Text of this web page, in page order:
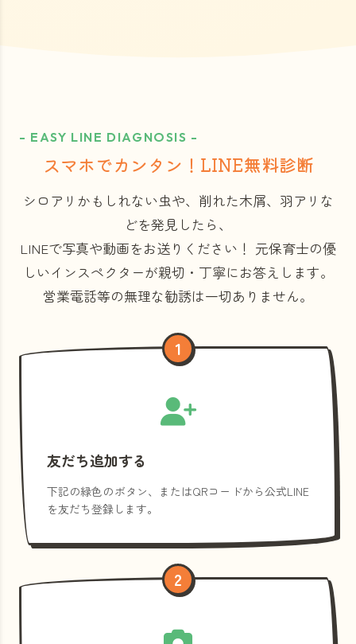
- EASY LINE DIAGNOSIS -
スマホでカンタン！LINE無料診断
シロアリかもしれない虫や、削れた木屑、羽アリな
どを発見したら、
LINEで写真や動画をお送りください！ 元保育士の優
しいインスペクターが親切・丁寧にお答えします。
営業電話等の無理な勧誘は一切ありません。
1
友だち追加する
下記の緑色のボタン、またはQRコードから公式LINE
を友だち登録します。
2